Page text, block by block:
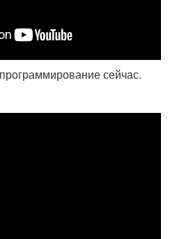
сейчас.